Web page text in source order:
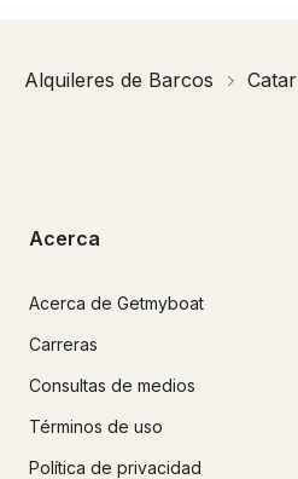
Alquileres de Barcos Catar
Acerca
Acerca de Getmyboat
Carreras
Consultas de medios
Términos de uso
Política de privacidad